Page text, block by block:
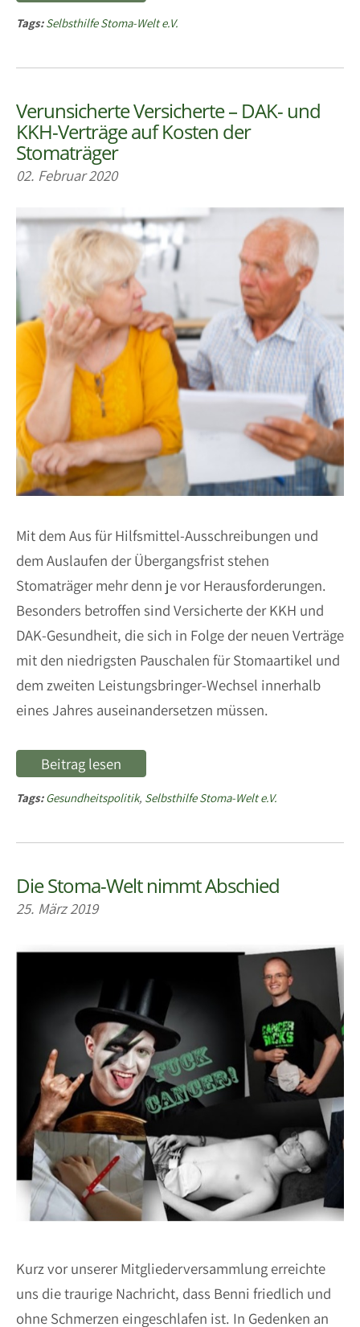
Tags:Selbsthilfe Stoma-Welt e.V.
Verunsicherte Versicherte – DAK- und
KKH-Verträge auf Kosten der
Stomaträger
02. Februar 2020
Mit dem Aus für Hilfsmittel-Ausschreibungen und
dem Auslaufen der Übergangsfrist stehen
Stomaträger mehr denn je vor Herausforderungen.
Besonders betroffen sind Versicherte der KKH und
DAK-Gesundheit, die sich in Folge der neuen Verträge
mit den niedrigsten Pauschalen für Stomaartikel und
dem zweiten Leistungsbringer-Wechsel innerhalb
eines Jahres auseinandersetzen müssen.
Beitrag lesen
Tags:Gesundheitspolitik, Selbsthilfe Stoma-Welt e.V.
Die Stoma-Welt nimmt Abschied
25. März 2019
Kurz vor unserer Mitgliederversammlung erreichte
uns die traurige Nachricht, dass Benni friedlich und
ohne Schmerzen eingeschlafen ist. In Gedenken an